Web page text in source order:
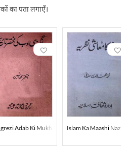
का पता लगाएँ।
Adab Ki Mukhtasar TareekhIslam Ka Maashi